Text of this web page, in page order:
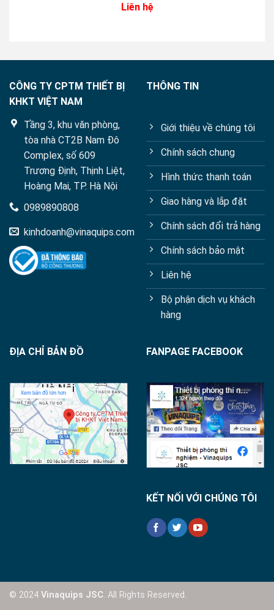
Liên hệ
CÔNG TY CPTM THIẾT BỊ
KHKT VIỆT NAM
Tầng 3, khu văn phòng,
tòa nhà CT2B Nam Đô
Complex, số 609
Trương Định, Thịnh Liệt,
Hoàng Mai, TP. Hà Nội
0989890808
kinhdoanh@vinaquips.com
THÔNG TIN
Giới thiệu về chúng tôi
Chính sách chung
Hình thức thanh toán
Giao hàng và lắp đặt
Chính sách đổi trả hàng
Chính sách bảo mật
Liên hệ
Bộ phận dịch vụ khách
hàng
ĐỊA CHỈ BẢN ĐỒ FANPAGE FACEBOOK
KẾT NỐI VỚI CHÚNG TÔI
© 2024 Vinaquips JSC. All Rights Reserved.